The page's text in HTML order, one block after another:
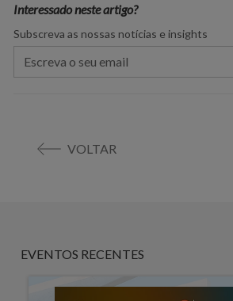
Interessado neste artigo?
Subscreva as nossas notícias e insights
VOLTAR
EVENTOS RECENTES